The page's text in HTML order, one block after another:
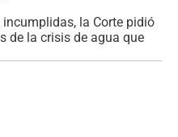
la Corte pidió
de la crisis de agua que